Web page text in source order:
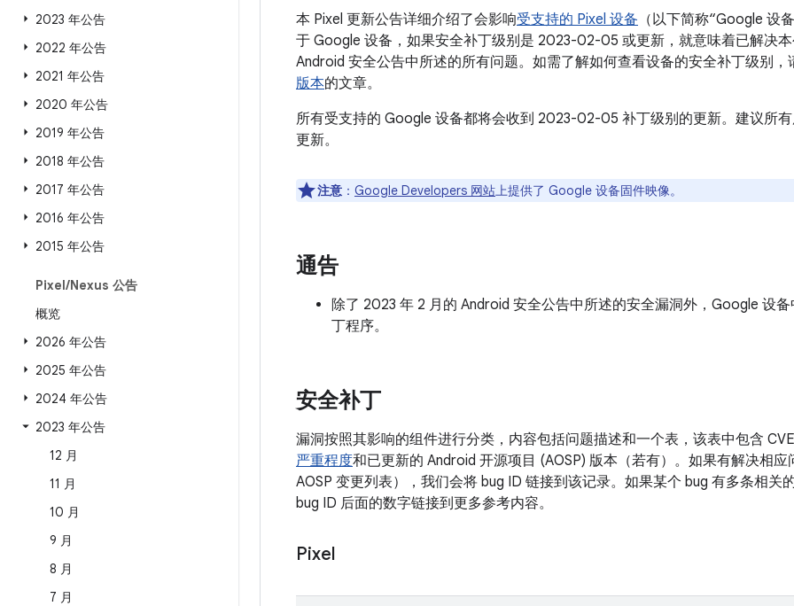
2023 年公告
2022 年公告
2021 年公告
2020 年公告
2019 年公告
2018 年公告
2017 年公告
2016 年公告
2015 年公告
Pixel/Nexus 公告
概览
2026 年公告
2025 年公告
2024 年公告
2023 年公告
12 月
11 月
10 月
9 月
8 月
7 月
本 Pixel 更新公告详细介绍了会影响受支持的 Pixel 设备 （以下简称“Google 设
于 Google 设备，如果安全补丁级别是 2023-02-05 或更新，就意味着已解决
Android 安全公告中所述的所有问题。如需了解如何查看设备的安全补丁级别，
版本的文章。
所有受支持的 Google 设备都将会收到 2023-02-05 补丁级别的更新。建议所
更新。
注意 ： Google Developers 网站上提供了 Google 设备固件映像。
通告
除了 2023 年 2 月的 Android 安全公告中所述的安全漏洞外，Google 设
丁程序。
安全补丁
漏洞按照其影响的组件进行分类，内容包括问题描述和一个表，该表中包含
严重程度和已更新的 Android 开源项目 (AOSP) 版本（若有）。如果有解决相
AOSP 变更列表），我们会将 bug ID 链接到该记录。如果某个 bug 有多条相关
bug ID 后面的数字链接到更多参考内容。
Pixel